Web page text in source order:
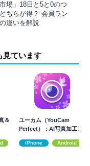
市場」18日と5と0のつ
ちらが得？ 会員ラン
違いを解説
見ています
＆
ユーカム（YouCam
Perfect）：AI写真加工ア
iPhone Android